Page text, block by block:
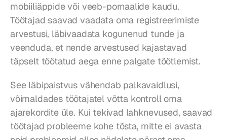
mobiiliäppide või veeb-pornaalide kaudu.
Töötajad saavad vaadata oma registreerimiste
arvestusi, läbivaadata kogunenud tunde ja
veenduda, et nende arvestused kajastavad
täpselt töötatud aega enne palgate töötlemist.
See läbipaistvus vähendab palkavaidlusi,
võimaldades töötajatel võtta kontroll oma
ajarekordite üle. Kui tekivad lahknevused, saavad
töötajad probleeme kohe tõsta, mitte ei avasta